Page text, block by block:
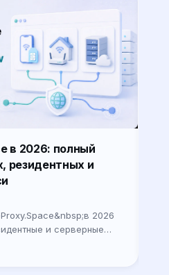
в 2026: полный
резидентных и
2026
и серверные
реальные кейсы и